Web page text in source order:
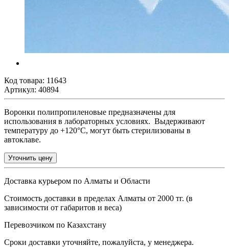
Код товара: 11643
Артикул: 40894
Воронки полипропиленовые предназначены для
использования в лабораторных условиях. Выдерживают
температуру до +120°C, могут быть стерилизованы в
автоклаве.
Уточнить цену
Доставка курьером по Алматы и Области
Стоимость доставки в пределах Алматы от 2000 тг. (в
зависимости от габаритов и веса)
Перевозчиком по Казахстану
Сроки доставки уточняйте, пожалуйста, у менеджера.